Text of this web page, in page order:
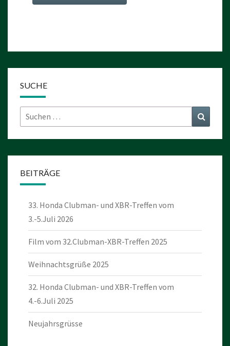
SUCHE
Suchen
nach:
BEITRÄGE
33. Honda Clubman- und XBR-Treffen vom
3.-5.Juli 2026
Film vom 32.Clubman-XBR-Treffen 2025
Weihnachtsgrüße 2025
32. Honda Clubman- und XBR-Treffen vom
4.-6.Juli 2025
Neujahrsgrüsse